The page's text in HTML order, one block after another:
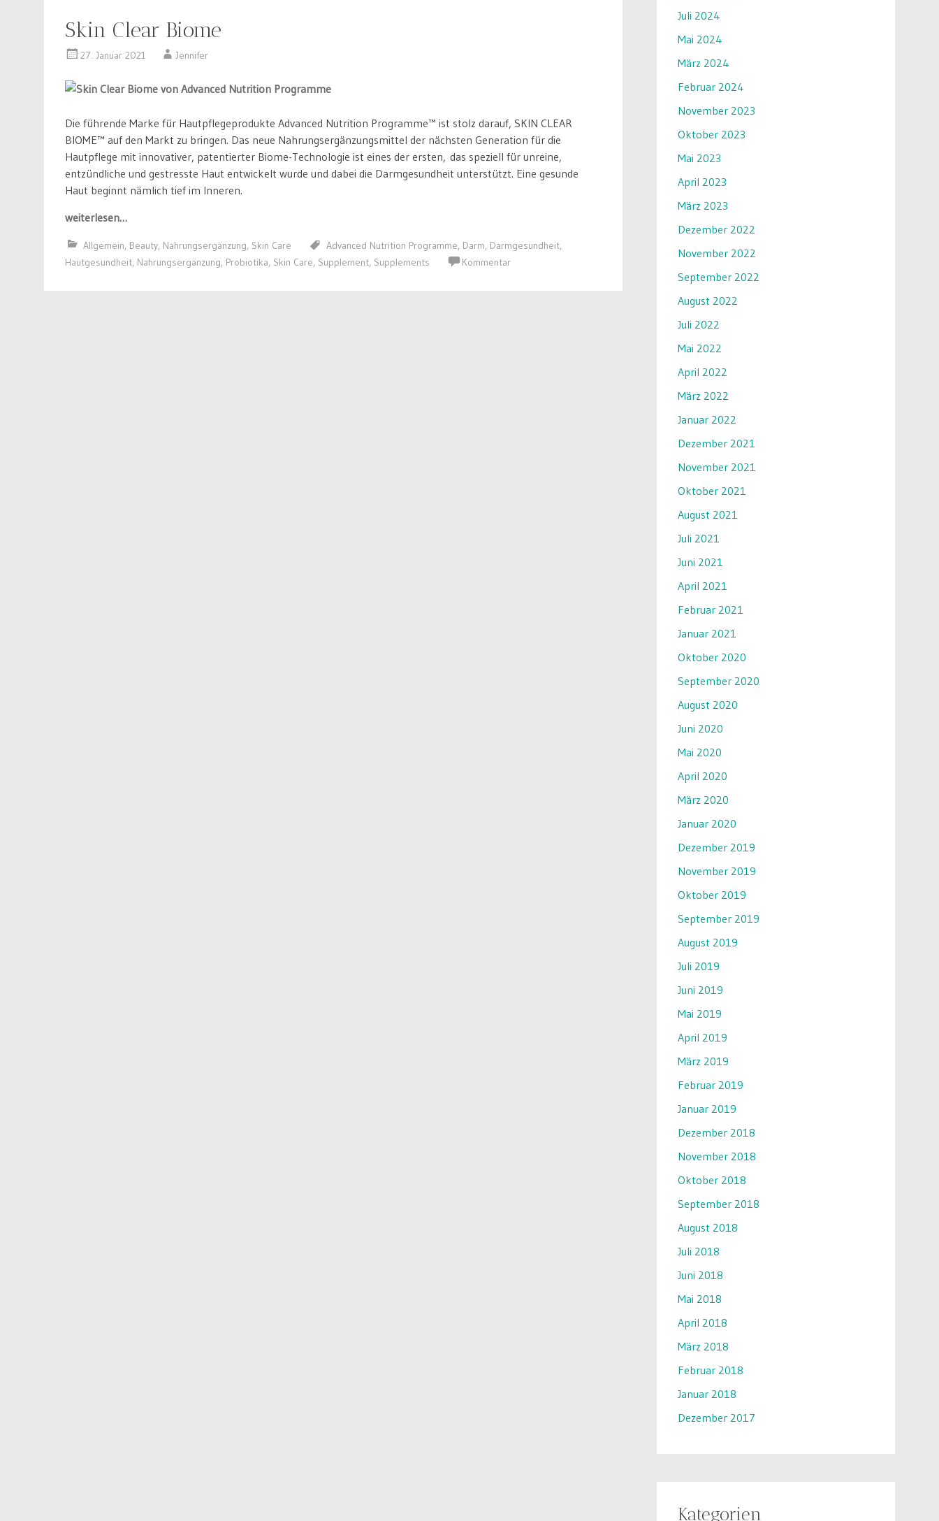
Skin Clear Biome
27. Januar 2021 Jennifer
Die führende Marke für Hautpflegeprodukte Advanced Nutrition Programme™ ist stolz darauf, SKIN CLEAR
BIOME™ auf den Markt zu bringen. Das neue Nahrungsergänzungsmittel der nächsten Generation für die
Hautpflege mit innovativer, patentierter Biome-Technologie ist eines der ersten, das speziell für unreine,
entzündliche und gestresste Haut entwickelt wurde und dabei die Darmgesundheit unterstützt. Eine gesunde
Haut beginnt nämlich tief im Inneren.
weiterlesen…
Allgemein, Beauty, Nahrungsergänzung, Skin Care Advanced Nutrition Programme, Darm, Darmgesundheit,
Hautgesundheit, Nahrungsergänzung, Probiotika, Skin Care, Supplement, Supplements Kommentar
Juli 2024
Mai 2024
März 2024
Februar 2024
November 2023
Oktober 2023
Mai 2023
April 2023
März 2023
Dezember 2022
November 2022
September 2022
August 2022
Juli 2022
Mai 2022
April 2022
März 2022
Januar 2022
Dezember 2021
November 2021
Oktober 2021
August 2021
Juli 2021
Juni 2021
April 2021
Februar 2021
Januar 2021
Oktober 2020
September 2020
August 2020
Juni 2020
Mai 2020
April 2020
März 2020
Januar 2020
Dezember 2019
November 2019
Oktober 2019
September 2019
August 2019
Juli 2019
Juni 2019
Mai 2019
April 2019
März 2019
Februar 2019
Januar 2019
Dezember 2018
November 2018
Oktober 2018
September 2018
August 2018
Juli 2018
Juni 2018
Mai 2018
April 2018
März 2018
Februar 2018
Januar 2018
Dezember 2017
Kategorien